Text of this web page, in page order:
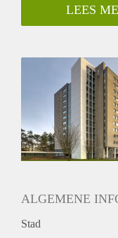
Garantiestelling
Borg: 1 Maand
Huisdieren
Huurtoeslag grens:
Geschikt voor
LEES
ALGEMENE
Stad